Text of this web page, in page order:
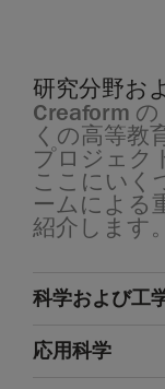
研究分野お
Creaform
くの高等教
プロジェク
ここにいく
ームによる
紹介します。
科学および工
応用科学